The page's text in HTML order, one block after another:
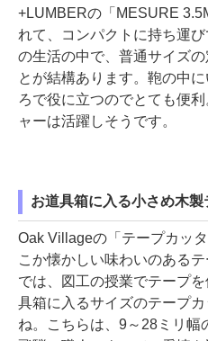
+LUMBERの「MESURE
れて、コンパクトに持ち運
の生活の中で、普通サイズ
とが結構あります。鞄の中
ろで役に立つのでとても便
ャーは活躍しそうです。
お道具箱に入る小さめ木
Oak Villageの「テープカッ
こか懐かしい味わいのある
では、図工の授業でテープ
具箱に入るサイズのテープ
ね。こちらは、9～28ミリ幅